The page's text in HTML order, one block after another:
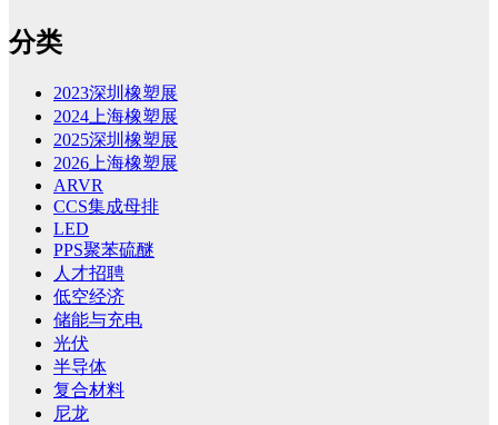
分类
2023深圳橡塑展
2024上海橡塑展
2025深圳橡塑展
2026上海橡塑展
ARVR
CCS集成母排
LED
PPS聚苯硫醚
人才招聘
低空经济
储能与充电
光伏
半导体
复合材料
尼龙